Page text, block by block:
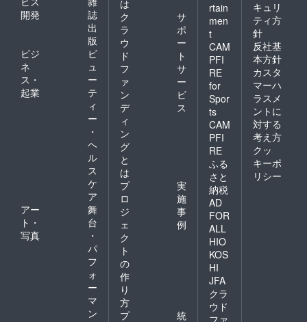
開発
誌
出
版
ビジ
ネ
ス・
起業
ビ
ュ
ー
テ
ィ
ー
・
ヘ
ル
ス
ケ
ア
アー
ト・
写真
舞
台
・
パ
フ
ォ
ー
マ
ン
は
ク
ラ
ウ
ド
フ
ァ
ン
デ
ィ
ン
グ
と
は
サ
ポ
ー
ト
サ
ー
ビ
ス
プ
ロ
ジ
ェ
ク
ト
の
作
り
方
実
施
事
例
プ
統
rtain
men
t
CAM
PFI
RE
for
Spor
ts
CAM
PFI
RE
ふる
さと
納税
AD
FOR
ALL
HIO
KOS
HI
JFA
クラ
ウド
キュリ
ティ方
針
反社基
本方針
カスタ
マーハ
ラスメ
ントに
対する
考え方
クッ
キーポ
リシー